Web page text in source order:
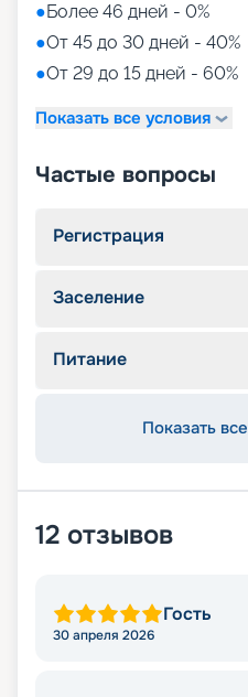
●Более 46 дней - 0%
●От 45 до 30 дней - 40%
●От 29 до 15 дней - 60%
Показать все условия
Частые вопросы
Регистрация
Заселение
Питание
Показать
12 отзывов
Гость
30 апреля 2026